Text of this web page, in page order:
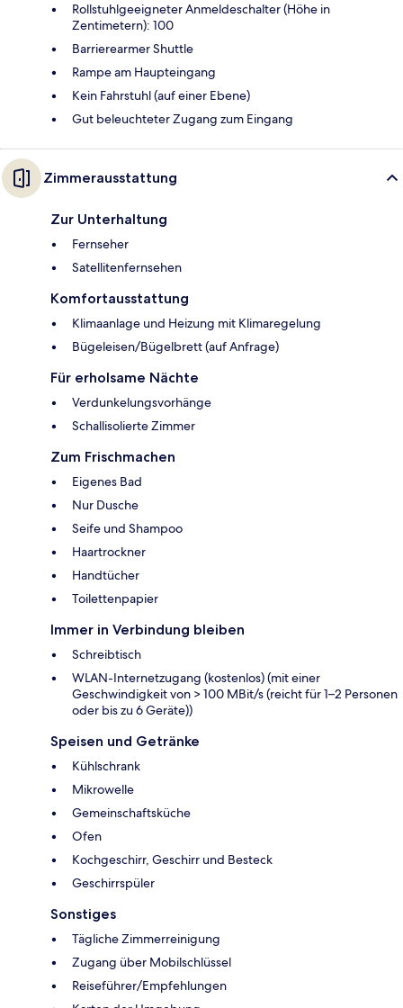
Rollstuhlgeeigneter Anmeldeschalter (Höhe in
Zentimetern): 100
Barrierearmer Shuttle
Rampe am Haupteingang
Kein Fahrstuhl (auf einer Ebene)
Gut beleuchteter Zugang zum Eingang
Zimmerausstattung
Zur Unterhaltung
Fernseher
Satellitenfernsehen
Komfortausstattung
Klimaanlage und Heizung mit Klimaregelung
Bügeleisen/Bügelbrett (auf Anfrage)
Für erholsame Nächte
Verdunkelungsvorhänge
Schallisolierte Zimmer
Zum Frischmachen
Eigenes Bad
Nur Dusche
Seife und Shampoo
Haartrockner
Handtücher
Toilettenpapier
Immer in Verbindung bleiben
Schreibtisch
WLAN-Internetzugang (kostenlos) (mit einer
Geschwindigkeit von > 100 MBit/s (reicht für 1–2 Personen
oder bis zu 6 Geräte))
Speisen und Getränke
Kühlschrank
Mikrowelle
Gemeinschaftsküche
Ofen
Kochgeschirr, Geschirr und Besteck
Geschirrspüler
Sonstiges
Tägliche Zimmerreinigung
Zugang über Mobilschlüssel
Reiseführer/Empfehlungen